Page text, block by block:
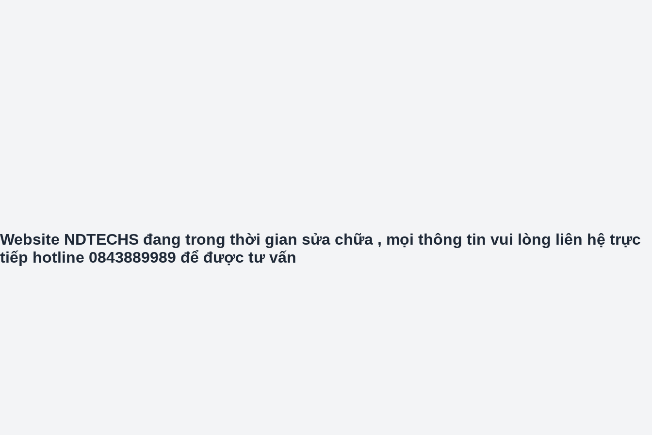
Website NDTECHS đang trong thời gian sửa chữa , mọi thông tin vui lòng liên hệ trực
tiếp hotline 0843889989 để được tư vấn